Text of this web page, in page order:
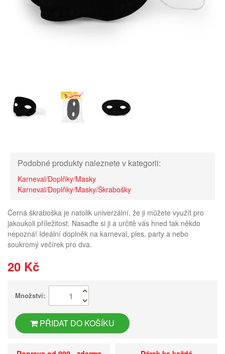
Podobné produkty naleznete v kategorii:
Karneval/Doplňky/Masky
Karneval/Doplňky/Masky/Škrabošky
Černá škraboška je natolik univerzální, že ji můžete využít pro
jakoukoli příležitost. Nasaďte si ji a určitě vás hned tak někdo
nepozná! Ideální doplněk na karneval, ples, party a nebo
soukromý večírek pro dva.
20 Kč
Množství:
PŘIDAT DO KOŠÍKU